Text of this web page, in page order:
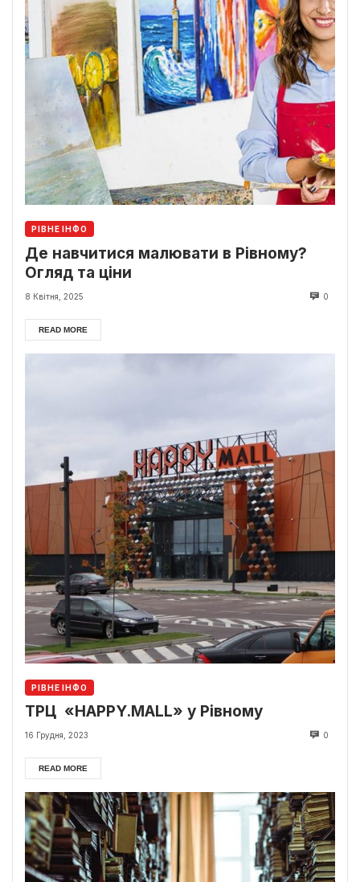
РІВНЕ ІНФО
Де навчитися малювати в Рівному?
Огляд та ціни
8 Квітня, 2025 0
READ MORE
РІВНЕ ІНФО
ТРЦ «HAPPY.MALL» у Рівному
16 Грудня, 2023 0
READ MORE